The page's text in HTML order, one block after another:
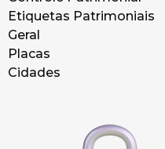
Etiquetas Patrimoniais
Geral
Placas
Cidades